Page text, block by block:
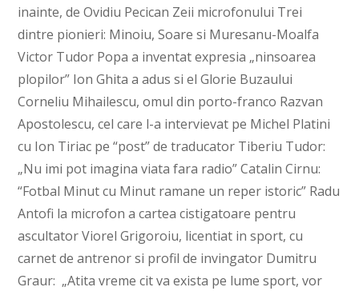
inainte, de Ovidiu Pecican Zeii microfonului Trei
dintre pionieri: Minoiu, Soare si Muresanu-Moalfa
Victor Tudor Popa a inventat expresia „ninsoarea
plopilor” Ion Ghita a adus si el Glorie Buzaului
Corneliu Mihailescu, omul din porto-franco Razvan
Apostolescu, cel care l-a intervievat pe Michel Platini
cu Ion Tiriac pe “post” de traducator Tiberiu Tudor:
„Nu imi pot imagina viata fara radio” Catalin Cirnu:
“Fotbal Minut cu Minut ramane un reper istoric” Radu
Antofi la microfon a cartea cistigatoare pentru
ascultator Viorel Grigoroiu, licentiat in sport, cu
carnet de antrenor si profil de invingator Dumitru
Graur: „Atita vreme cit va exista pe lume sport, vor